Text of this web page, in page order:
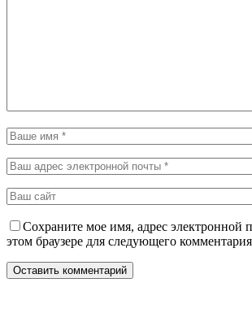
Сохраните мое имя, адрес электронной
этом браузере для следующего